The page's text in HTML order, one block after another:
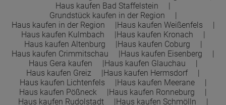
Haus kaufen Bad Staffelstein
Grundstück kaufen in der Region
Haus kaufen in der Region
Haus kaufen Weißenfels
Haus kaufen Kulmbach
Haus kaufen Kronach
Haus kaufen Altenburg
Haus kaufen Coburg
Haus kaufen Crimmitschau
Haus kaufen Eisenberg
Haus Gera kaufen
Haus kaufen Glauchau
Haus kaufen Greiz
Haus kaufen Hermsdorf
Haus kaufen Lichtenfels
Haus kaufen Meerane
Haus kaufen Pößneck
Haus kaufen Ronneburg
Haus kaufen Rudolstadt
Haus kaufen Schmölln